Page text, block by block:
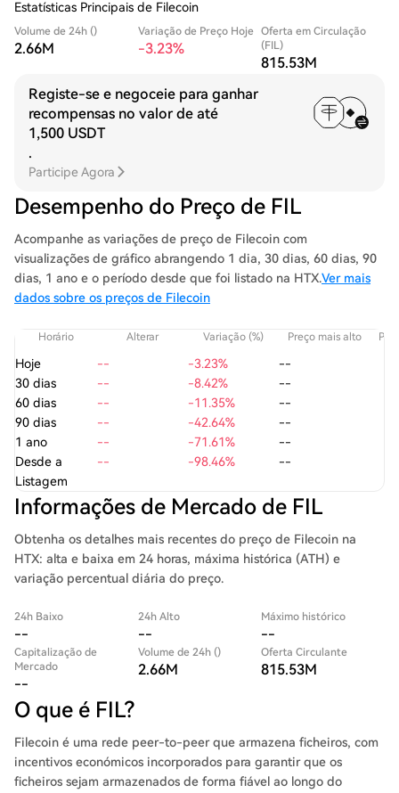
Estatísticas Principais de Filecoin
Volume de 24h ()
2.66M
Variação de Preço Hoje
-3.23%
Oferta em Circulação
(FIL)
815.53M
Registe-se e negoceie para ganhar
recompensas no valor de até
1,500 USDT
.
Participe Agora
Desempenho do Preço de FIL
Acompanhe as variações de preço de Filecoin com
visualizações de gráfico abrangendo 1 dia, 30 dias, 60 dias, 90
dias, 1 ano e o período desde que foi listado na HTX.Ver mais
dados sobre os preços de Filecoin
Horário Alterar Variação (%) Preço mais alto
Hoje -- -3.23%
--
30 dias
-- -8.42%
--
60 dias
-- -11.35%
--
90 dias
-- -42.64%
--
1 ano
-- -71.61%
--
Desde a
Listagem
-- -98.46% --
Informações de Mercado de FIL
Obtenha os detalhes mais recentes do preço de Filecoin na
HTX: alta e baixa em 24 horas, máxima histórica (ATH) e
variação percentual diária do preço.
24h Baixo
--
24h Alto
--
Máximo histórico
--
Capitalização de
Mercado
--
Volume de 24h ()
2.66M
Oferta Circulante
815.53M
O que é FIL?
Filecoin é uma rede peer-to-peer que armazena ficheiros, com
incentivos económicos incorporados para garantir que os
ficheiros sejam armazenados de forma fiável ao longo do